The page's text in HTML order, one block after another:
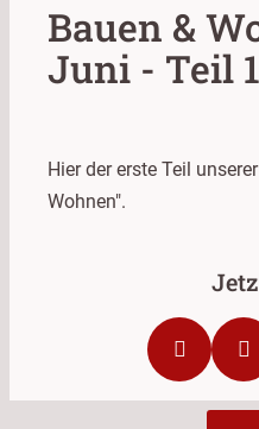
Bauen &
Juni - Teil 1
Hier der erste Teil
Wohnen".